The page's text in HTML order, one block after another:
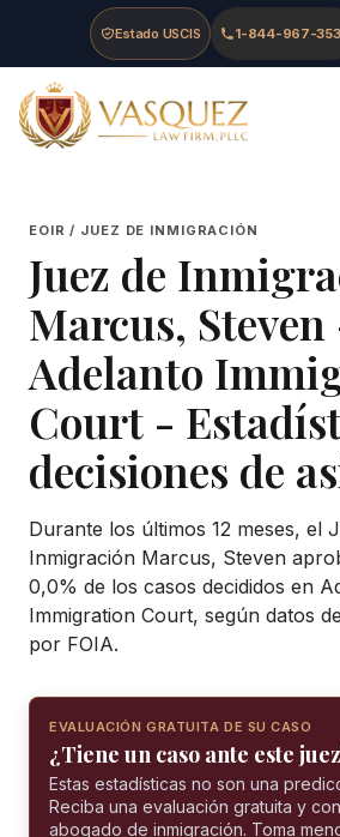
Skip to main content
Skip to navigation
Skip to footer
Estado USCIS 1-844-967-
Vasquez Law Firm - Home
EOIR / JUEZ DE INMIGRACIÓN
Juez de
Marcus, Steven
Adelanto
Court -
decisiones de
Durante los últimos 12 meses, el
Inmigración Marcus, Steven
0,0% de los casos decididos en
Immigration Court, según datos
por FOIA.
EVALUACIÓN GRATUITA DE SU CASO
¿Tiene un caso ante este
Estas estadísticas no son una
Reciba una evaluación gratuita y
abogado de inmigración. Toma